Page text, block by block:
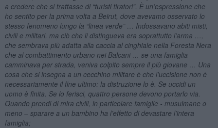
a credere che si trattasse di “turisti tiratori”. È un’espressione che
ho sentito per la prima volta a Beirut, dove avevamo osservato lo
stesso fenomeno lungo la “linea verde” … Indossavano abiti misti,
civili e militari, ma ciò che li distingueva era soprattutto l’arma …,
che sembrava più adatta alla caccia al cinghiale nella Foresta Nera
che al combattimento urbano nei Balcani … se una famiglia
camminava per strada, veniva colpito sempre il più giovane … Una
cosa che si insegna a un cecchino militare è che l’uccisione non è
necessariamente il fine ultimo: la distruzione lo è. Se uccidi un
uomo è finita. Se lo ferisci, quattro persone devono portarlo via.
Quando prendi di mira civili, in particolare famiglie - musulmane o
meno – sparare a un bambino ha l’effetto di devastare l’intera
famiglia;